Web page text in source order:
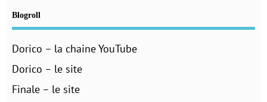
Blogroll
Dorico – la chaine YouTube
Dorico – le site
Finale – le site